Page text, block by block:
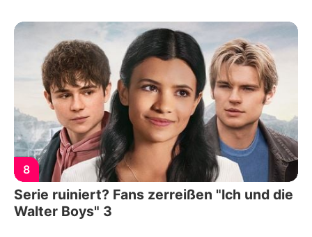
8
Serie ruiniert? Fans zerreißen "Ich und die
Walter Boys" 3